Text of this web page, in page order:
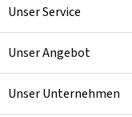
Unser Service
Unser Angebot
Unser Unternehmen